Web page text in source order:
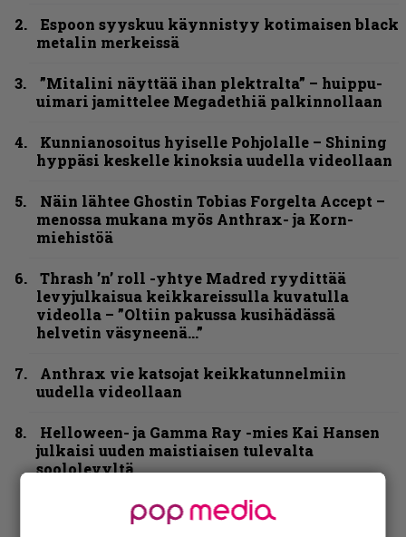
Espoon syyskuu käynnistyy kotimaisen black
metalin merkeissä
”Mitalini näyttää ihan plektralta” – huippu-
uimari jamittelee Megadethiä palkinnollaan
Kunnianosoitus hyiselle Pohjolalle – Shining
hyppäsi keskelle kinoksia uudella videollaan
Näin lähtee Ghostin Tobias Forgelta Accept –
menossa mukana myös Anthrax- ja Korn-
miehistöä
Thrash ’n’ roll -yhtye Madred ryydittää
levyjulkaisua keikkareissulla kuvatulla
videolla – ”Oltiin pakussa kusihädässä
helvetin väsyneenä…”
Anthrax vie katsojat keikkatunnelmiin
uudella videollaan
Helloween- ja Gamma Ray -mies Kai Hansen
julkaisi uuden maistiaisen tulevalta
soololevyltä